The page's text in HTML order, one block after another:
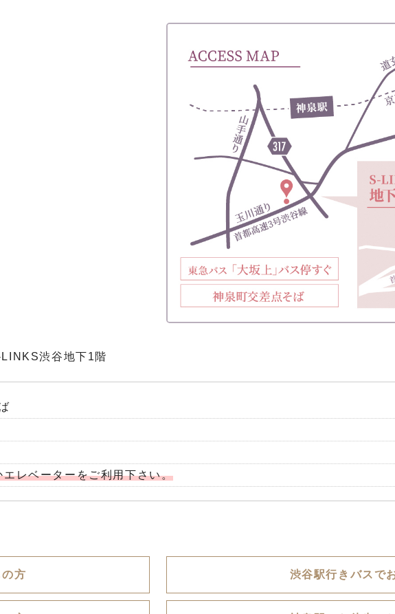
渋谷地下1階
レベーターをご利用下さい。
方 渋谷駅行きバスで